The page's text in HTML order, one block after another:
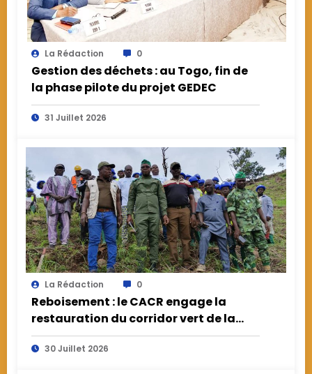
La Rédaction 0
Gestion des déchets : au Togo, fin de
la phase pilote du projet GEDEC
31 Juillet 2026
La Rédaction 0
Reboisement : le CACR engage la
restauration du corridor vert de la
Kozah
30 Juillet 2026